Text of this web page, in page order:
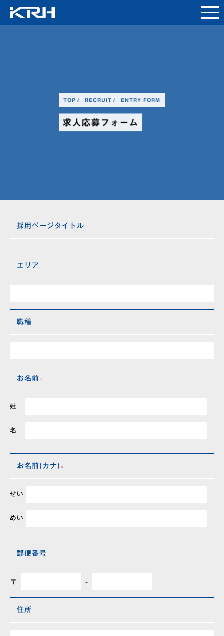
TOP RECRUIT ENTRY FORM
求人応募フォーム
採用ページタイトル
エリア
職種
お名前
姓
名
お名前(カナ)
せい
めい
郵便番号
〒 -
住所